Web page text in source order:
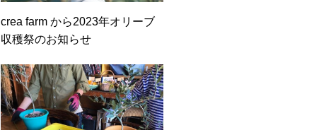
crea farm から2023年オリーブ
収穫祭のお知らせ